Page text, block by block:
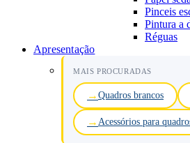
Pinceis
Pintura a
Réguas
Apresentação
MAIS PROCURADAS
Quadros brancos
Acessórios para